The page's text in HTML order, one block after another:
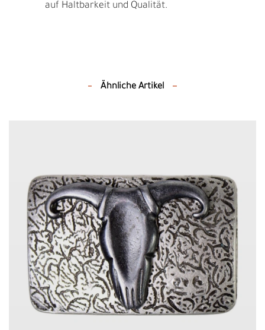
auf Haltbarkeit und Qualität.
Ähnliche Artikel